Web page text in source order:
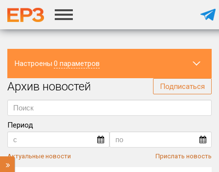
Настроены 0 параметров
Регион
Архив новостей Подписаться
Период
Актуальные новости Прислать новость